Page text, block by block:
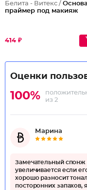
Белита - Витекс /
праймер под макияж
414 ₽
Оценки
100%
из 2
Марина
Замечательный спонж
увеличивается если
хорошо разносит
посторонних запахов,